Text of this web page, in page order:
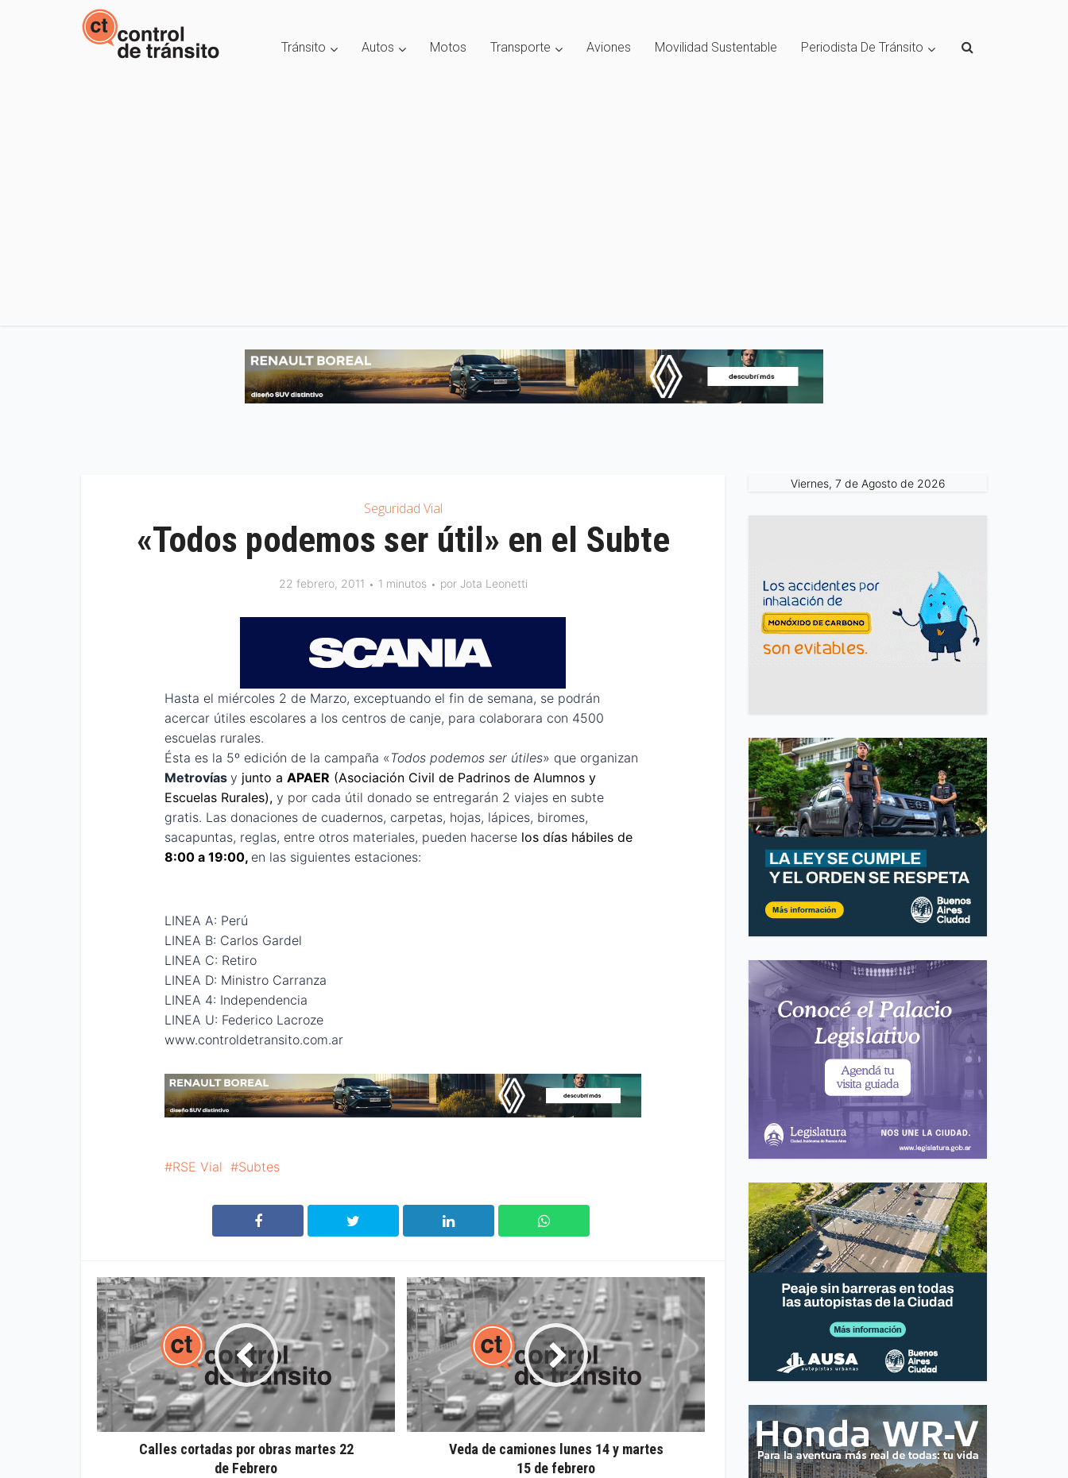
Tránsito Autos Motos Transporte Aviones Movilidad Sustentable Periodista De Tránsito
Seguridad Vial
«Todos podemos ser útil» en el Subte
22 febrero, 2011 1 minutos por Jota Leonetti
Hasta el miércoles 2 de Marzo, exceptuando el fin de semana, se podrán
acercar útiles escolares a los centros de canje, para colaborara con 4500
escuelas rurales.
Ésta es la 5º edición de la campaña « Todos podemos ser útiles» que organizan
Metrovías y junto a APAER (Asociación Civil de Padrinos de Alumnos y
Escuelas Rurales), y por cada útil donado se entregarán 2 viajes en subte
gratis. Las donaciones de cuadernos, carpetas, hojas, lápices, biromes,
sacapuntas, reglas, entre otros materiales, pueden hacerse
8:00 a 19:00, en las siguientes estaciones:
LINEA A: Perú
LINEA B: Carlos Gardel
LINEA C: Retiro
LINEA D: Ministro Carranza
LINEA 4: Independencia
LINEA U: Federico Lacroze
www.controldetransito.com.ar
RSE Vial Subtes
Calles cortadas por obras martes 22
de Febrero
Veda de camiones lunes 14 y martes
15 de febrero
Viernes, 7 de Agosto de 2026